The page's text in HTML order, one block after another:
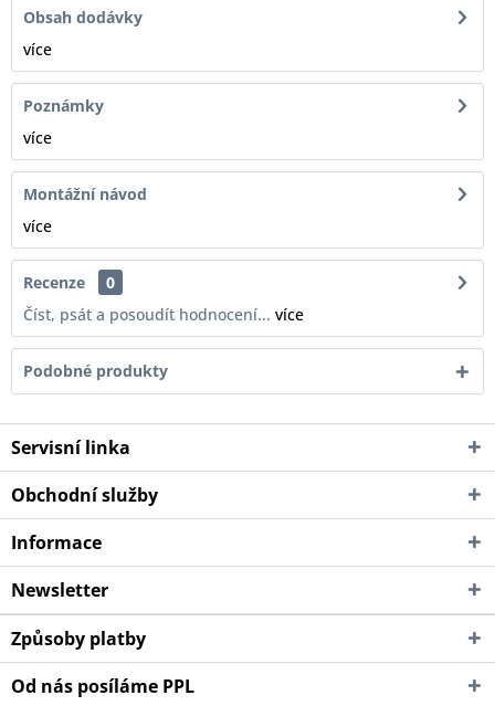
Obsah dodávky
více
Poznámky
více
Montážní návod
více
Recenze
0
Číst, psát a posoudít hodnocení... více
Podobné produkty
Servisní linka
Obchodní služby
Informace
Newsletter
Způsoby platby
Od nás posíláme PPL